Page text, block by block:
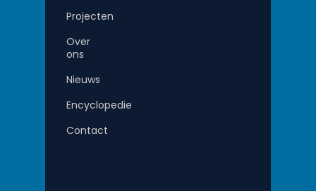
Projecten
Over
ons
Nieuws
Encyclopedie
Contact